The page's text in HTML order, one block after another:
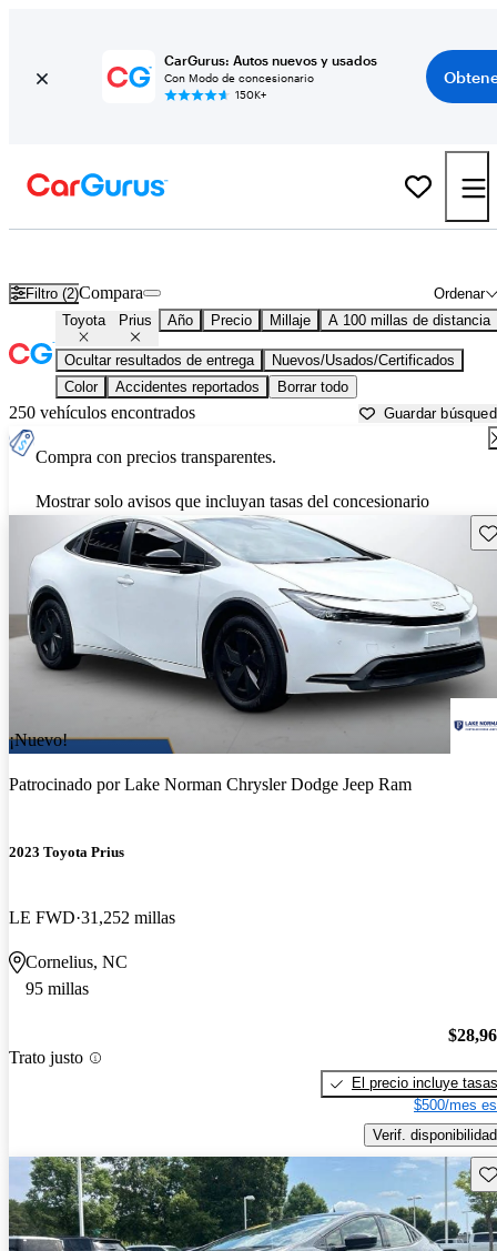
CarGurus: Autos nuevos y usados
Con Modo de concesionario
150K+
Filtro (2) Ordenar
Compara
Toyota Prius Año Precio Millaje A 100 millas de distancia
Ocultar resultados de entrega
Nuevos/Usados/Certificados
Color
Accidentes reportados Borrar todo
250 vehículos encontrados Guardar
Compra con precios transparentes.
Mostrar solo avisos que incluyan tasas del concesionario
¡Nuevo!
Patrocinado porLake Norman Chrysler Dodge Jeep Ram
2023 Toyota Prius
LE FWD 31,252 millas
Cornelius, NC
95 millas
Trato justo
El precio incluye tasas
$500/mes
Verif. disponibilidad